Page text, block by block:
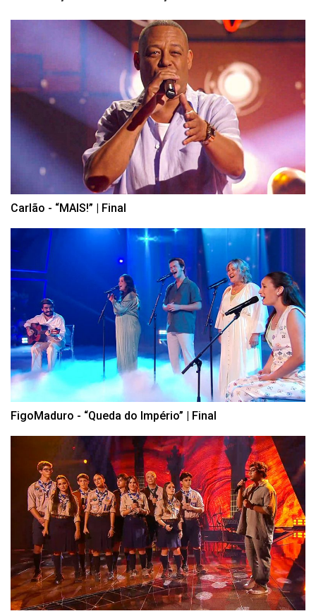
Carlão - “MAIS!” | Final
FigoMaduro - “Queda do Império” | Final